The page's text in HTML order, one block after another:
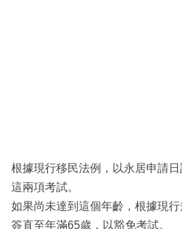
根據現行移民法例，以永居申請
這兩項考試。
如果尚未達到這個年齡，根據現
簽直至年滿65歲，以豁免考試。